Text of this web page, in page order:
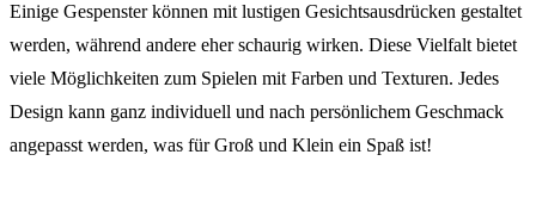
Einige Gespenster können mit lustigen Gesichtsausdrücken gestaltet
werden, während andere eher schaurig wirken. Diese Vielfalt bietet
viele Möglichkeiten zum Spielen mit Farben und Texturen. Jedes
Design kann ganz individuell und nach persönlichem Geschmack
angepasst werden, was für Groß und Klein ein Spaß ist!